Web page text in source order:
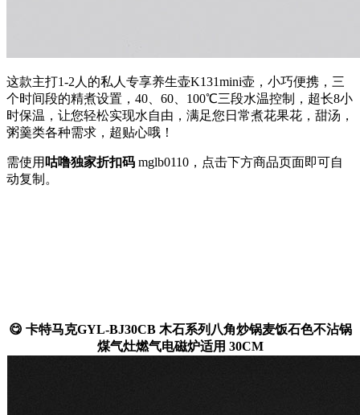
这款主打1-2人的私人专享养生壶K131mini壶，小巧便携，三
个时间段的精煮设置，40、60、100℃三段水温控制，超长8小
时保温，让您轻松实现水自由，满足您日常煮花果花，甜汤，
粥羹类各种需求，超贴心哦！
需使用 咕噜独家折扣码 mglb0110 ，点击下方商品页面即可自
动复制。
😋 卡特马克GYL-BJ30CB 木石系列八角炒锅麦饭石色不沾锅
煤气灶燃气电磁炉适用 30CM